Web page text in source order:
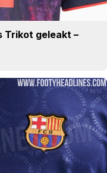
Trikot geleakt –